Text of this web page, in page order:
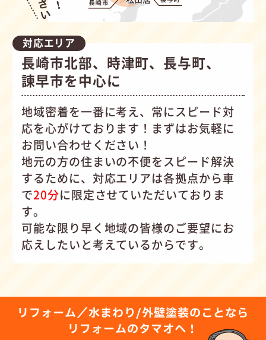
対応エリア
長崎市北部、時津町、長与町、
諫早市を中心に
地域密着を一番に考え、常にスピード対
応を心がけております！まずはお気軽に
お問い合わせください！
地元の方の住まいの不便をスピード解決
するために、対応エリアは各拠点から車
で20分に限定させていただいておりま
す。
可能な限り早く地域の皆様のご要望にお
応えしたいと考えているからです。
リフォーム／水まわり/外壁塗装のことなら
リフォームのタマオへ！